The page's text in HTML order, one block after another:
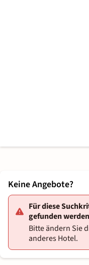
Keine Angebote?
Für diese
gefunden
Bitte ändern Sie
anderes Hotel.